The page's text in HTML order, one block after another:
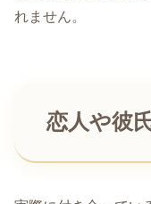
れません。
恋人や彼